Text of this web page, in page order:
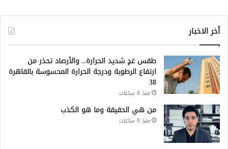
أخر الاخبار
طقس غدٍ شديد الحرارة.. والأرصاد تحذر من
ارتفاع الرطوبة ودرجة الحرارة المحسوسة بالقاهرة
38
منذ 8 ساعات
من هي الحقيقة وما هو الكذب
منذ 8 ساعات